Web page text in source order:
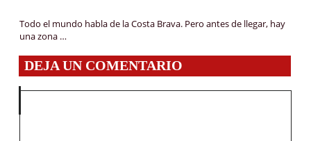
Todo el mundo habla de la Costa Brava. Pero antes de llegar, hay
una zona …
DEJA UN COMENTARIO